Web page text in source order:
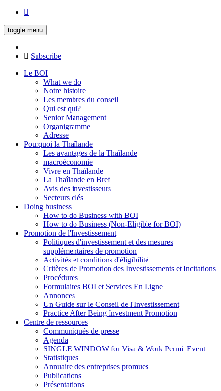
toggle menu
Subscribe
Le BOI
What we do
Notre histoire
Les membres du conseil
Qui est qui?
Senior Management
Organigramme
Adresse
Pourquoi la Thaîlande
Les avantages de la Thaîlande
macroéconomie
Vivre en Thaïlande
La Thaîlande en Bref
Avis des investisseurs
Secteurs clés
Doing business
How to do Business with BOI
How to do Business (Non-Eligible for BOI)
Promotion de l'Investissement
Politiques d'investissement et des mesures
supplémentaires de promotion
Activités et conditions d'éligibilité
Critères de Promotion des Investissements et Incitations
Procédures
Formulaires BOI et Services En Ligne
Annonces
Un Guide sur le Conseil de l'Investissement
Practice After Being Investment Promotion
Centre de ressources
Communiqués de presse
Agenda
SINGLE WINDOW for Visa & Work Permit Event
Statistiques
Annuaire des entreprises promues
Publications
Présentations